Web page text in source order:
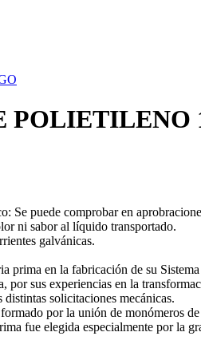
POLIETILENO
Se puede comprobar en
ni sabor al líquido transportado.
galvánicas.
prima en la fabricación de su
sus experiencias en la
distintas solicitaciones mecánicas.
por la unión de monómeros
fue elegida especialmente por la